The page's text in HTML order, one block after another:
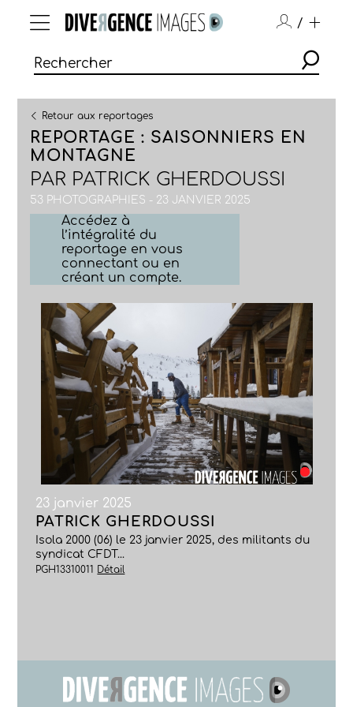
/
Retour aux reportages
REPORTAGE : SAISONNIERS EN
MONTAGNE
PAR PATRICK GHERDOUSSI
53 PHOTOGRAPHIES - 23 JANVIER 2025
Accédez à
l’intégralité du
reportage en vous
connectant ou en
créant un compte.
23 janvier 2025
PATRICK GHERDOUSSI
Isola 2000 (06) le 23 janvier 2025, des militants du
syndicat CFDT...
PGH13310011 Détail